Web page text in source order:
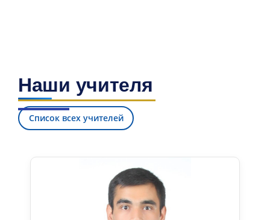
Наши учителя
Список всех учителей